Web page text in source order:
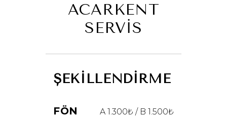
ACARKENT
SERVİS
ŞEKİLLENDİRME
FÖN A 1.300₺ / B 1.500₺